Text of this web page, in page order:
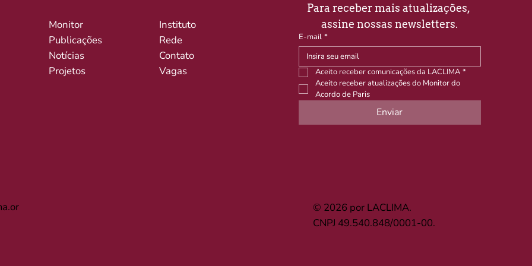
Monitor
Publicações
Notícias
Projetos
Instituto
Rede
Contato
Vagas
Para receber mais atualizações,
assine nossas newsletters.
E-mail *
Aceito receber comunicações da LACLIMA *
Aceito receber atualizações do Monitor do
Acordo de Paris
Enviar
© 2026 por LACLIMA.
CNPJ 49.540.848/0001-00.